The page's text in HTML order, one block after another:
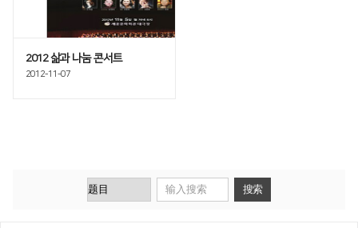
2012 삶과 나눔 콘서트
2012-11-07